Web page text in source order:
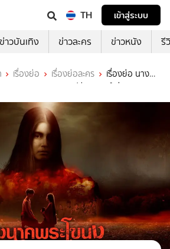
TH
เข้าสู่ระบบ
ข่าวบันเทิง ข่าวละคร ข่าวหนัง รี
เรื่องย่อ เรื่องย่อละคร
เรื่องย่อ นาง
3HD (ตอนจบ) ยิหวา ปรียากานต์ ถ่ายทอด